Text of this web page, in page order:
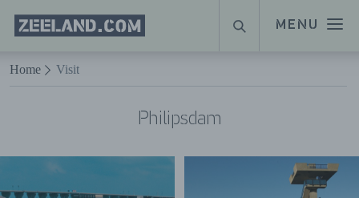
Naar hoofdinhoud
MENU
Homepage
Zeeland.com
ZOEKEN
Home Visit
Philipsdam